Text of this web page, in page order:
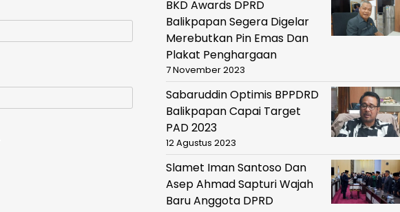
BKD Awards DPRD
Balikpapan Segera Digelar
Merebutkan Pin Emas Dan
Plakat Penghargaan
7 November 2023
Sabaruddin Optimis BPPDRD
Balikpapan Capai Target
PAD 2023
12 Agustus 2023
Slamet Iman Santoso Dan
Asep Ahmad Sapturi Wajah
Baru Anggota DPRD